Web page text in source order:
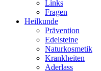
Links
Fragen
Heilkunde
Prävention
Edelsteine
Naturkosmetik
Krankheiten
Aderlass